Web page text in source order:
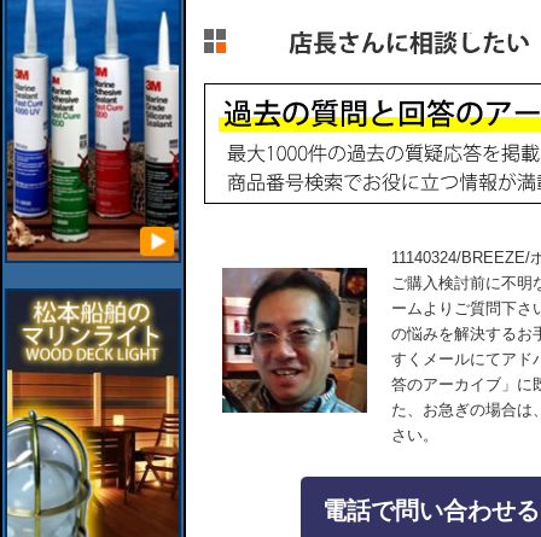
11140324/BREEZE/
ご購入検討前に不明
ームよりご質問下さ
の悩みを解決するお
すくメールにてアド
答のアーカイブ」に
た、お急ぎの場合は
さい。
電話で問い合わせ